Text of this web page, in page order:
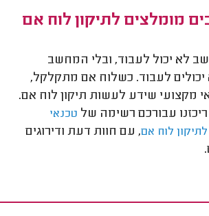
מומלצים לתיקון לוח אם
לא יכול לעבוד, ובלי המחשב
יכולים לעבוד. כשלוח אם מתקלקל,
מקצועי שידע לעשות תיקון לוח אם.
עבורכם רשימה של טכנאי
לוח אם, עם חוות דעת ודירוגים